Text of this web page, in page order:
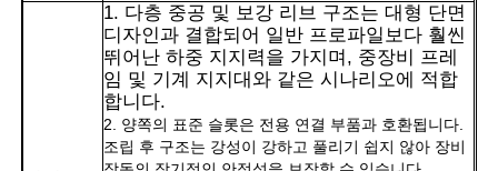
1. 다층 중공 및 보강 리브 구조는 대형 단면
디자인과 결합되어 일반 프로파일보다 훨씬
뛰어난 하중 지지력을 가지며, 중장비 프레
임 및 기계 지지대와 같은 시나리오에 적합
합니다.
2. 양쪽의 표준 슬롯은 전용 연결 부품과 호환됩니다.
조립 후 구조는 강성이 강하고 풀리기 쉽지 않아 장비